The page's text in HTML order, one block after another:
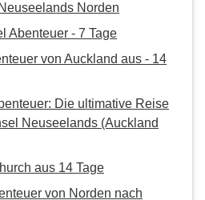
Norden
Abenteuer - 7 Tage
von Auckland aus - 14
Die ultimative Reise
Neuseelands (Auckland
aus 14 Tage
von Norden nach